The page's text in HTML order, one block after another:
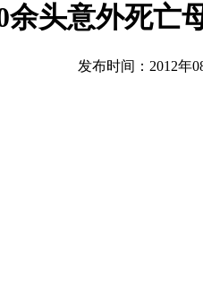
余头意外死亡
发布时间：2012年